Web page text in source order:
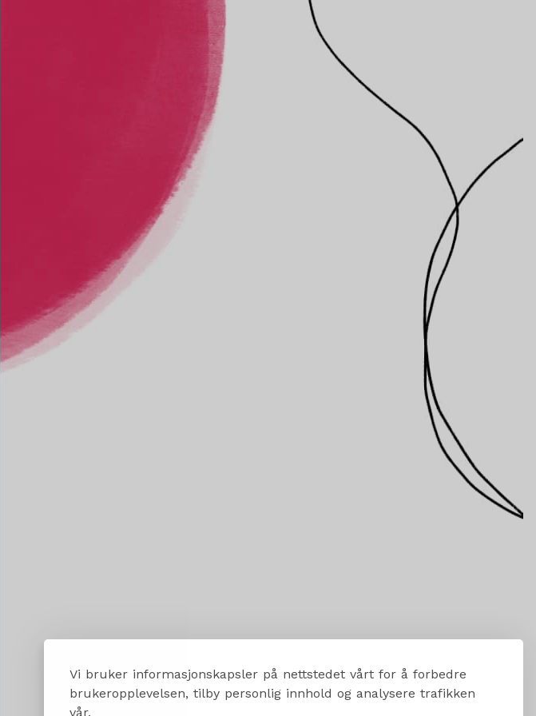
Vi bruker informasjonskapsler på nettstedet vårt for å forbedre
brukeropplevelsen, tilby personlig innhold og analysere trafikken
vår.